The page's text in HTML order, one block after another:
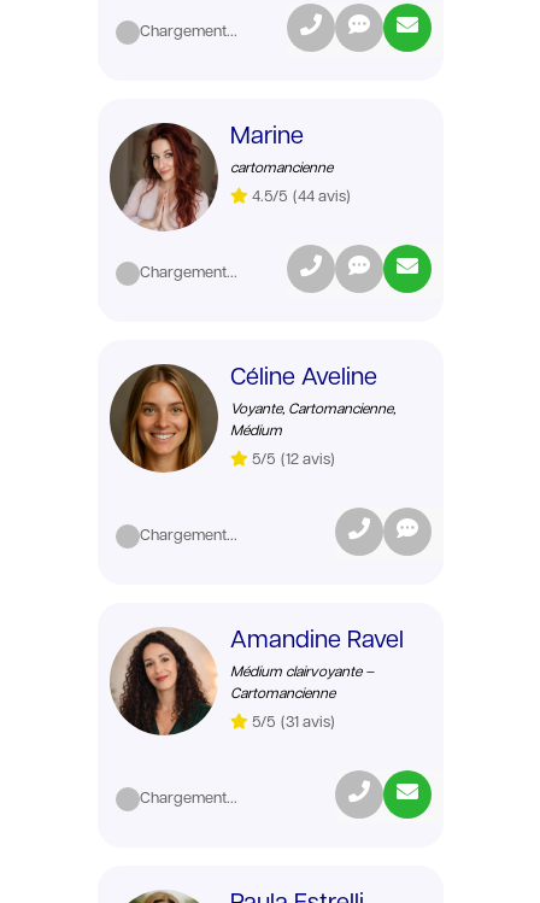
Chargement...
Marine
cartomancienne
4.5/5 (44 avis)
Chargement...
Céline Aveline
Voyante, Cartomancienne,
Médium
5/5 (12 avis)
Chargement...
Amandine Ravel
Médium clairvoyante –
Cartomancienne
5/5 (31 avis)
Chargement...